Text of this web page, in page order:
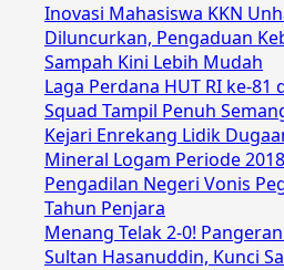
Inovasi Mahasiswa KKN
Diluncurkan, Pengaduan
Sampah Kini Lebih Mudah
Laga Perdana HUT RI ke-81
Squad Tampil Penuh
Kejari Enrekang Lidik
Mineral Logam Periode
Pengadilan Negeri Vonis
Tahun Penjara
Menang Telak 2-0!
Sultan Hasanuddin, Kunci